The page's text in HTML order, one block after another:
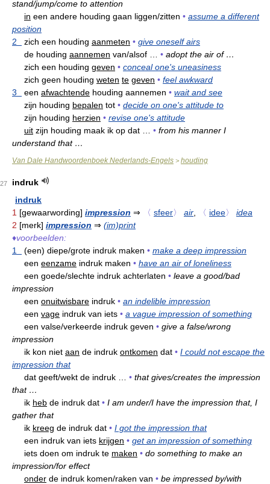
stand/jump/come to attention
in een andere houding gaan liggen/zitten • assume a different
position
2
zich een houding aanmeten • give oneself airs
de houding aannemen van/alsof … • adopt the air of …
zich een houding geven • conceal one's uneasiness
zich geen houding weten te geven • feel awkward
3
een afwachtende houding aannemen • wait and see
zijn houding bepalen tot • decide on one's attitude to
zijn houding herzien • revise one's attitude
uit zijn houding maak ik op dat … • from his manner I
understand that …
Van Dale Handwoordenboek Nederlands-Engels > houding
indruk
indruk
1 [gewaarwording] impression ⇒ 〈 sfeer〉 air 〈 idee〉
idea
2 [merk] impression ⇒ (im)print
♦voorbeelden:
1
(een) diepe/grote indruk maken • make a deep impression
een eenzame indruk maken • have an air of loneliness
een goede/slechte indruk achterlaten • leave a good/bad
impression
een onuitwisbare indruk • an indelible impression
een vage indruk van iets • a vague impression of something
een valse/verkeerde indruk geven • give a false/wrong
impression
ik kon niet aan de indruk ontkomen dat • I could not escape the
impression that
dat geeft/wekt de indruk … • that gives/creates the impression
that …
ik heb de indruk dat • I am under/I have the impression that, I
gather that
ik kreeg de indruk dat • I got the impression that
een indruk van iets krijgen • get an impression of something
iets doen om indruk te maken • do something to make an
impression/for effect
onder de indruk komen/raken van • be impressed by/with